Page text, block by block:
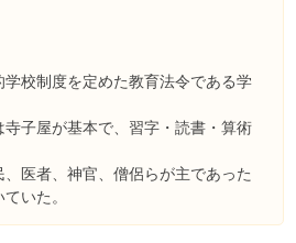
校制度を定めた教育法令である学
子屋が基本で、習字・読書・算術
医者、神官、僧侶らが主であった
いた。